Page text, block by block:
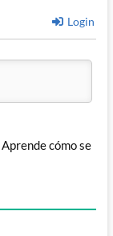
Login
Aprende cómo se